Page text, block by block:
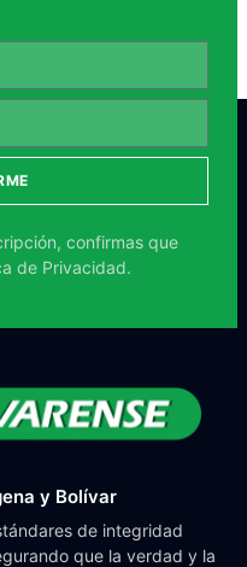
confirmas que
de Privacidad.
y Bolívar
de integridad
que la verdad y la